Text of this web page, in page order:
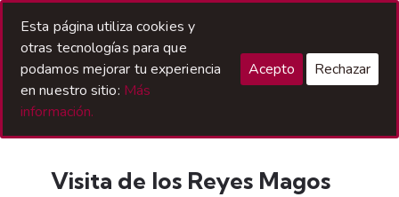
Visita de los Reyes Magos
Esta página utiliza cookies y
otras tecnologías para que
podamos mejorar tu experiencia
en nuestro sitio: Más
información.
Acepto Rechazar